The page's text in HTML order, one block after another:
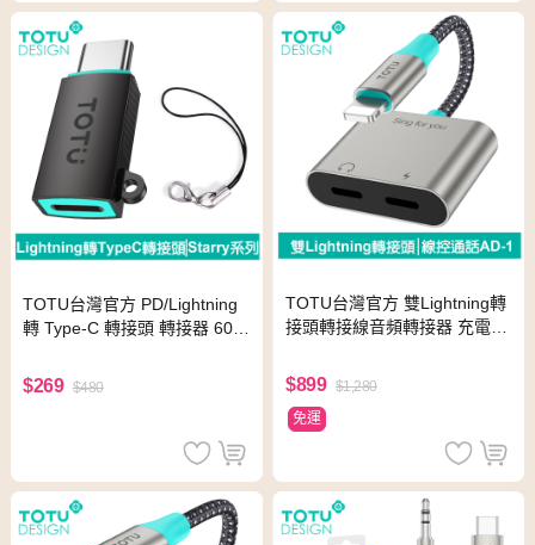
TOTU台灣官方 PD/Lightning
轉 Type-C 轉接頭 轉接器 60W
$269 $480
TOTU台灣官方 雙Lightning轉
接頭轉接線音頻轉接器 充電聽
$899 $1,280
免運